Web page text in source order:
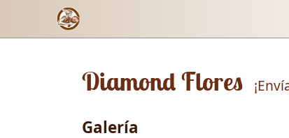
Diamond Flores
Galería